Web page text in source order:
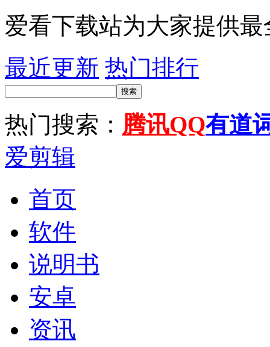
爱看下载站为大家提供
最近更新 热门排行
搜索
热门搜索： 腾讯QQ有道
爱剪辑
首页
软件
说明书
安卓
资讯